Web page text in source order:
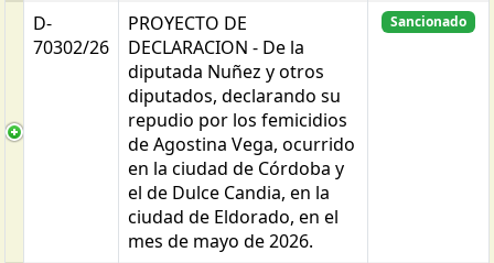
D-
70302/26
PROYECTO DE
DECLARACION - De la
diputada Nuñez y otros
diputados, declarando su
repudio por los femicidios
de Agostina Vega, ocurrido
en la ciudad de Córdoba y
el de Dulce Candia, en la
ciudad de Eldorado, en el
mes de mayo de 2026.
Sancionado